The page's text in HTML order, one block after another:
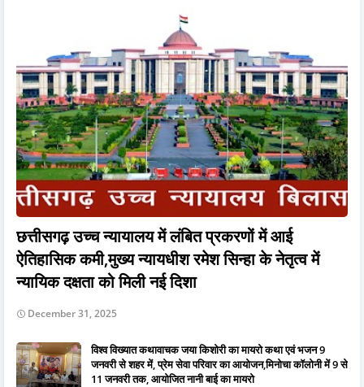
छत्तीसगढ़ उच्च न्यायालय में लंबित प्रकरणों में आई
ऐतिहासिक कमी,मुख्य न्यायधीश रमेश सिन्हा के नेतृत्व में
न्यायिक दक्षता को मिली नई दिशा
December 31, 2025
विश्व विख्यात कथावाचक जया किशोरी का मायरो कथा एवं भजन 9
जनवरी से शहर में, प्रेम सेवा परिवार का आयोजन,मिनोचा कॉलोनी में 9 से
11 जनवरी तक, आयोजित नानी बाई का मायरो